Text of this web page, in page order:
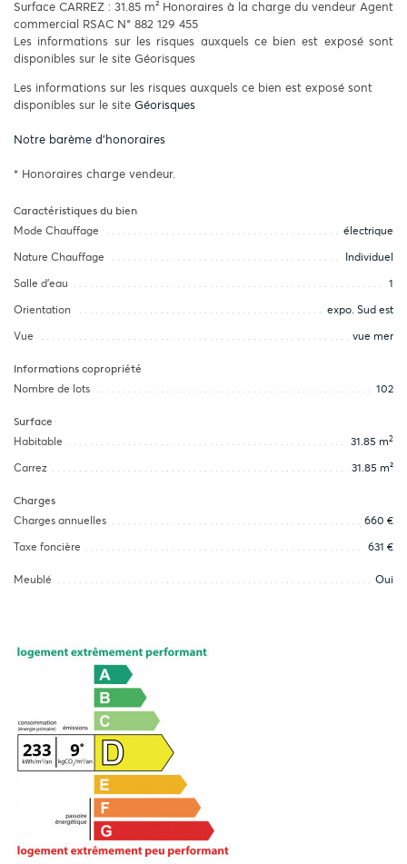
Surface CARREZ : 31.85 m² Honoraires à la charge du vendeur Agent
commercial RSAC N° 882 129 455
Les informations sur les risques auxquels ce bien est exposé sont
disponibles sur le site Géorisques
Les informations sur les risques auxquels ce bien est exposé sont
disponibles sur le site Géorisques
Notre barème d'honoraires
* Honoraires charge vendeur.
Caractéristiques du bien
Mode Chauffage
électrique
Nature Chauffage Individuel
Salle d’eau 1
Orientation expo. Sud est
Vue vue mer
Informations copropriété
Nombre de lots
102
Surface
Habitable
31.85 m2
Carrez 31.85 m²
Charges
Charges annuelles
660 €
Taxe foncière 631 €
Meublé Oui